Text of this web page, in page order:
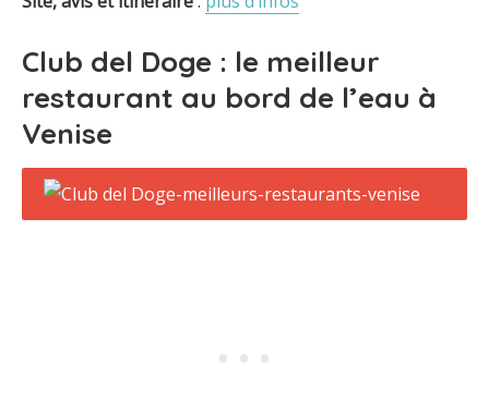
Club del Doge : le meilleur
restaurant au bord de l’eau à
Venise